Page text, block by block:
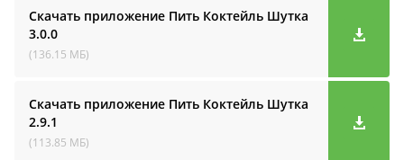
Скачать приложение Пить Коктейль Шутка
3.0.0
(136.15 МБ)
Скачать приложение Пить Коктейль Шутка
2.9.1
(113.85 МБ)